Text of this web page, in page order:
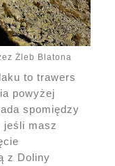
Żleb Blatona
to trawers
powyżej
spomiędzy
jeśli masz
z Doliny